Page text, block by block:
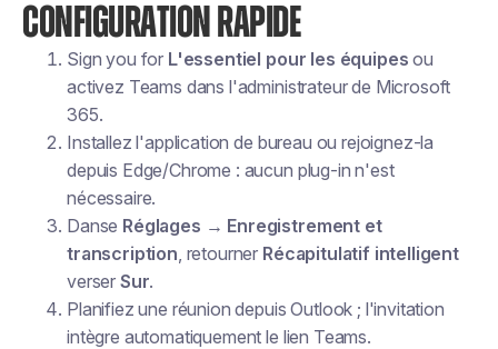
CONFIGURATION RAPIDE
Sign you for L'essentiel pour les équipes ou
activez Teams dans l'administrateur de Microsoft
365.
Installez l'application de bureau ou rejoignez-la
depuis Edge/Chrome : aucun plug-in n'est
nécessaire.
Danse Réglages → Enregistrement et
transcription, retourner Récapitulatif intelligent
verser Sur.
Planifiez une réunion depuis Outlook ; l'invitation
intègre automatiquement le lien Teams.